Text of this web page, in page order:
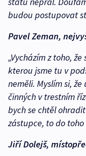
budou postupovat
Pavel Zeman,
„Vycházím z toho,
kterou jsme tu v
neměli. Myslím si,
činných v trestním
bych se chtěl
zástupce, to do toho
Jiří Dolejš,